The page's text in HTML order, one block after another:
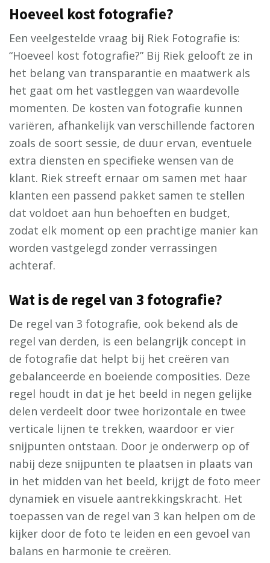
Hoeveel kost fotografie?
Een veelgestelde vraag bij Riek Fotografie is:
“Hoeveel kost fotografie?” Bij Riek gelooft ze in
het belang van transparantie en maatwerk als
het gaat om het vastleggen van waardevolle
momenten. De kosten van fotografie kunnen
variëren, afhankelijk van verschillende factoren
zoals de soort sessie, de duur ervan, eventuele
extra diensten en specifieke wensen van de
klant. Riek streeft ernaar om samen met haar
klanten een passend pakket samen te stellen
dat voldoet aan hun behoeften en budget,
zodat elk moment op een prachtige manier kan
worden vastgelegd zonder verrassingen
achteraf.
Wat is de regel van 3 fotografie?
De regel van 3 fotografie, ook bekend als de
regel van derden, is een belangrijk concept in
de fotografie dat helpt bij het creëren van
gebalanceerde en boeiende composities. Deze
regel houdt in dat je het beeld in negen gelijke
delen verdeelt door twee horizontale en twee
verticale lijnen te trekken, waardoor er vier
snijpunten ontstaan. Door je onderwerp op of
nabij deze snijpunten te plaatsen in plaats van
in het midden van het beeld, krijgt de foto meer
dynamiek en visuele aantrekkingskracht. Het
toepassen van de regel van 3 kan helpen om de
kijker door de foto te leiden en een gevoel van
balans en harmonie te creëren.